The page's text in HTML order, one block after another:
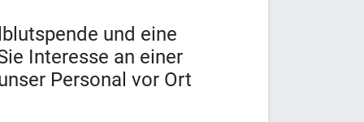
und eine
Interesse an einer
Personal vor Ort